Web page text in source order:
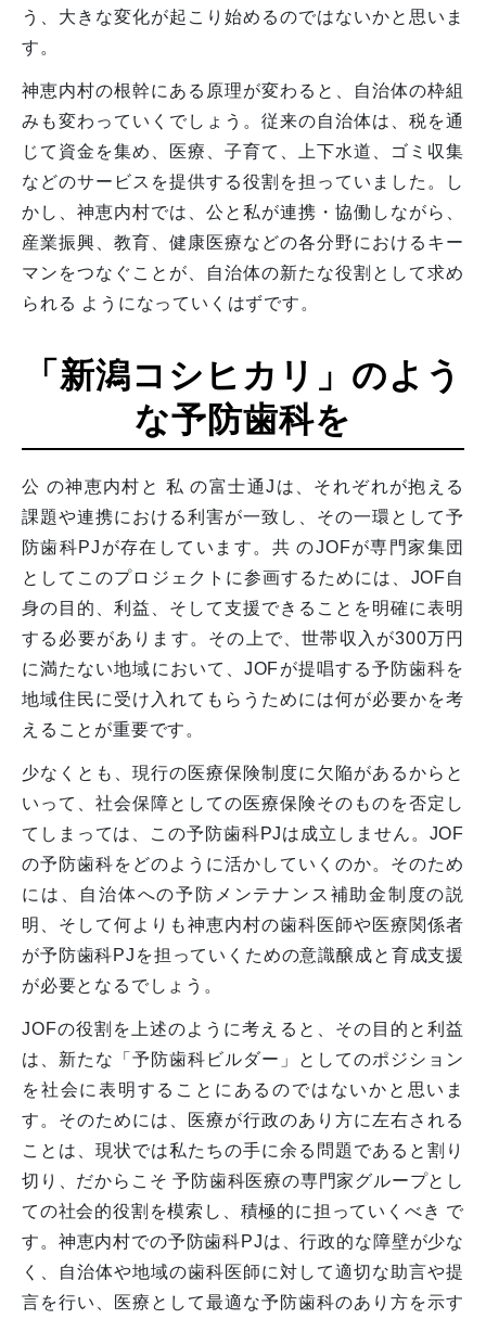
う、大きな変化が起こり始めるのではないかと思いま
す。
神恵内村の根幹にある原理が変わると、自治体の枠組
みも変わっていくでしょう。従来の自治体は、税を通
じて資金を集め、医療、子育て、上下水道、ゴミ収集
などのサービスを提供する役割を担っていました。し
かし、神恵内村では、公と私が連携・協働しながら、
産業振興、教育、健康医療などの各分野におけるキー
マンをつなぐことが、自治体の新たな役割として求め
られる ようになっていくはずです。
「新潟コシヒカリ」のよう
な予防歯科を
公 の神恵内村と 私 の富士通Jは、それぞれが抱える
課題や連携における利害が一致し、その一環として予
防歯科PJが存在しています。共 のJOFが専門家集団
としてこのプロジェクトに参画するためには、JOF自
身の目的、利益、そして支援できることを明確に表明
する必要があります。その上で、世帯収入が300万円
に満たない地域において、JOFが提唱する予防歯科を
地域住民に受け入れてもらうためには何が必要かを考
えることが重要です。
少なくとも、現行の医療保険制度に欠陥があるからと
いって、社会保障としての医療保険そのものを否定し
てしまっては、この予防歯科PJは成立しません。JOF
の予防歯科をどのように活かしていくのか。そのため
には、自治体への予防メンテナンス補助金制度の説
明、そして何よりも神恵内村の歯科医師や医療関係者
が予防歯科PJを担っていくための意識醸成と育成支援
が必要となるでしょう。
JOFの役割を上述のように考えると、その目的と利益
は、新たな「予防歯科ビルダー」としてのポジション
を社会に表明することにあるのではないかと思いま
す。そのためには、医療が行政のあり方に左右される
ことは、現状では私たちの手に余る問題であると割り
切り、だからこそ 予防歯科医療の専門家グループとし
ての社会的役割を模索し、積極的に担っていくべき で
す。神恵内村での予防歯科PJは、行政的な障壁が少な
く、自治体や地域の歯科医師に対して適切な助言や提
言を行い、医療として最適な予防歯科のあり方を示す